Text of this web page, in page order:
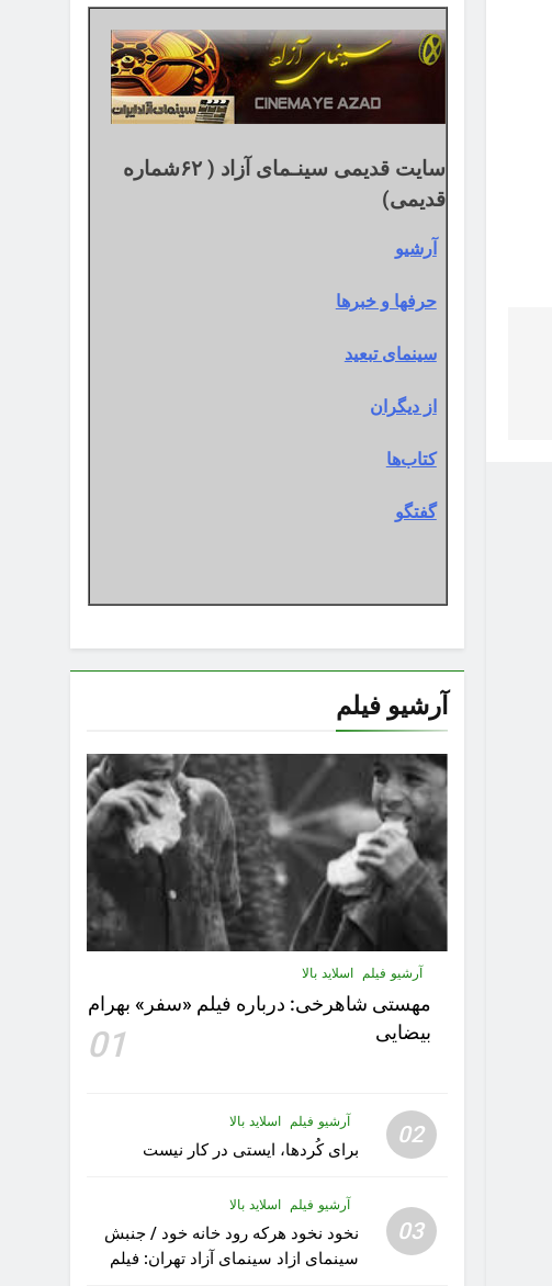
تقویم
میلادی
سایت قدیمی سینـمای آزاد ( ۶۲شماره
قدیمی)
آرشیو
حرفها و خبرها
سینمای تبعید
از دیگران
کتاب‌ها
گفتگو
آرشیو فیلم
آرشیو فیلم اسلاید بالا
مهستى شاهرخى:‌ درباره فيلم «سفر» بهرام
بیضایی
01
02 آرشیو فیلم اسلاید بالا
برای کُردها، ایستی در کار نیست
03
آرشیو فیلم اسلاید بالا
نخود نخود هرکه رود خانه خود / جنبش
سینمای ازاد سینمای آزاد تهران: فیلم